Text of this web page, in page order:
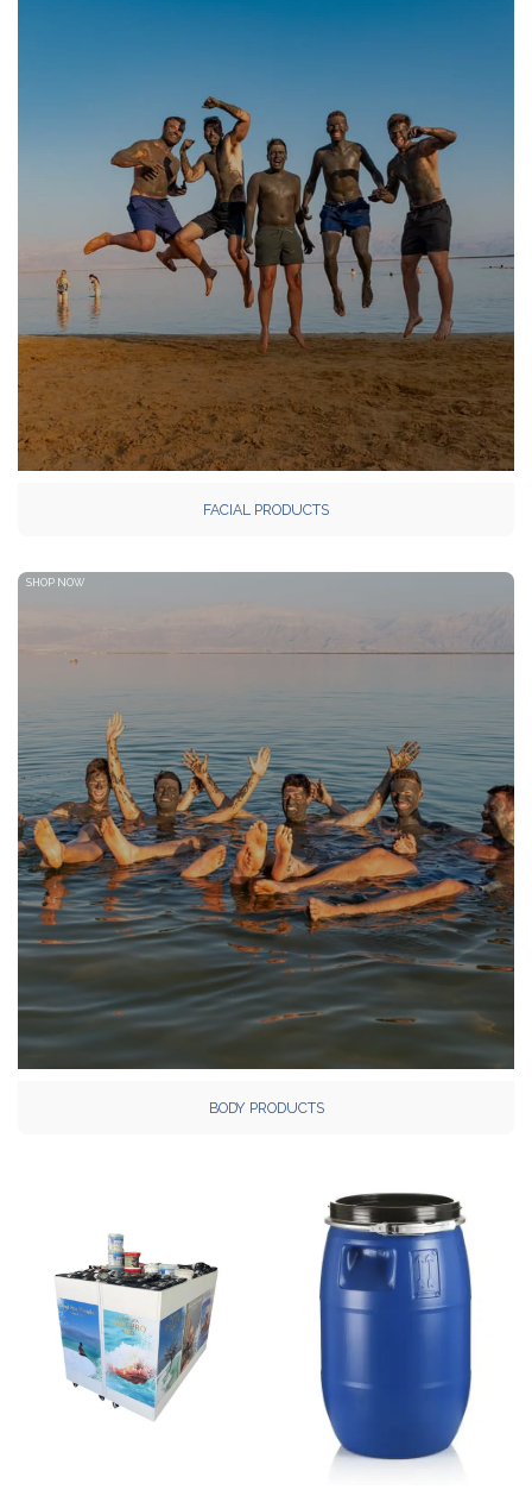
FACIAL PRODUCTS
SHOP NOW
BODY PRODUCTS